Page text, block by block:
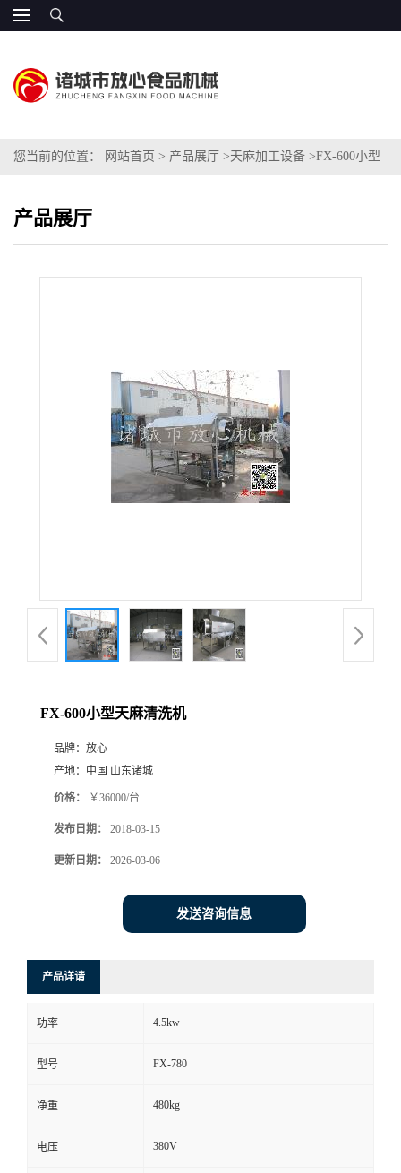
您当前的位置： 网站首页 > 产品展厅 >天麻加工设备 >FX-600小型
产品展厅
FX-600小型天麻清洗机
品牌： 放心
产地： 中国 山东诸城
价格： ￥36000/台
发布日期： 2018-03-15
更新日期： 2026-03-06
发送咨询信息
产品详请
功率 4.5kw
型号 FX-780
净重 480kg
电压 380V